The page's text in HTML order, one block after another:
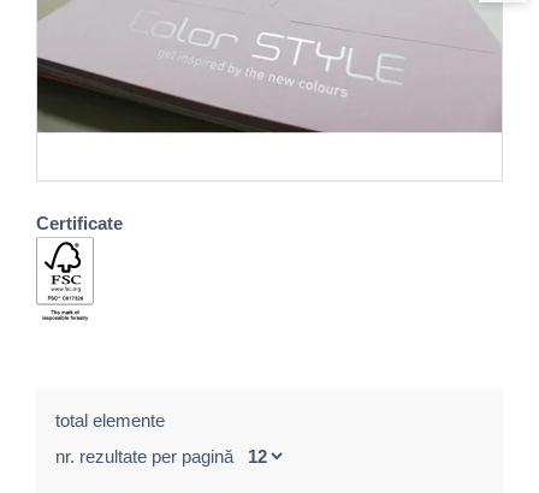
Certificate
total elemente
nr. rezultate per pagină